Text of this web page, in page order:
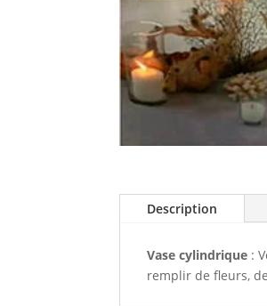
Description
Vase cylindrique :
remplir de fleurs,